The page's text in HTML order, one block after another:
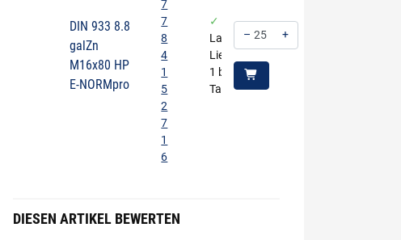
7
7
8
4
1
5
2
7
1
6
DIN 933 8.8
galZn
M16x80 HP
E-NORMpro
auf
Lager -
Lieferzeit
1 bis 3
Tage
–
+
DIESEN ARTIKEL BEWERTEN